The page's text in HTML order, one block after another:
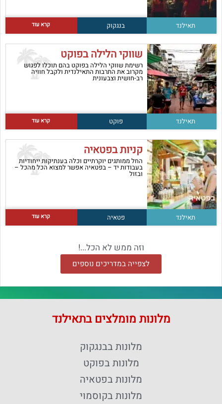
תאילנד בנגקוק קרא עוד
שווקי הלילה בפוקט
רשימת שווקי הלילה בפוקט בהם תוכלו לפגוש
מקרוב את התרבות התאילנדית ולקבל חוויה
רב-חושית וצבעונית
תאילנד פוקט קרא עוד
קניות בפטאיה
החל ממותגים יוקרתיים וכלה בענתיקות ייחודיות
בעבודות יד – בפטאיה אפשר למצוא הכל מהכל –
ובזול
תאילנד פטאיה קרא עוד
וזה ממש לא הכל...!
לצפייה במדריכים נוספים
מלונות מומלצים בתאילנד
מלונות בבנגקוק
מלונות בפוקט
מלונות בפטאיה
מלונות בקוסמוי